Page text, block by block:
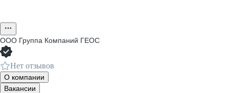
ООО Группа Компаний ГЕОС
Нет отзывов
О компании
Вакансии